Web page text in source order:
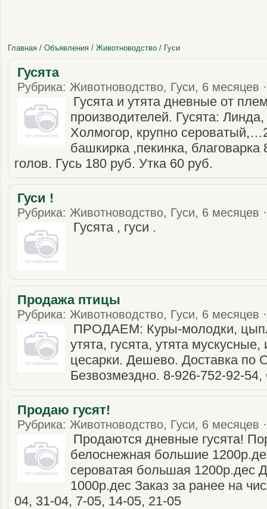
Главная / Объявления / Животноводство / Гуси
Гусята
Рубрика: Животноводство, Гуси, 6 месяцев
Гусята и утята дневные от
производителей. Гусята: Линда,
Холмогор, крупно
башкирка ,пекинка, благоварка
голов. Гусь 180 руб. Утка 60 руб.
Гуси !
Рубрика: Животноводство, Гуси, 6 месяцев
Гусята , гуси .
Продажа птицы
Рубрика: Животноводство, Гуси, 6 месяцев
ПРОДАЕМ: Куры-молодки,
утята, гусята, утята
цесарки. Дешево. Доставка по
Безвозмездно. 8-926-752-92-54,
Продаю гусят!
Рубрика: Животноводство, Гуси, 6 месяцев
Продаются дневные гусята!
белоснежная большие
сероватая большая 1200р.дес
1000р.дес Заказ за ранее на
04, 31-04, 7-05, 14-05, 21-05